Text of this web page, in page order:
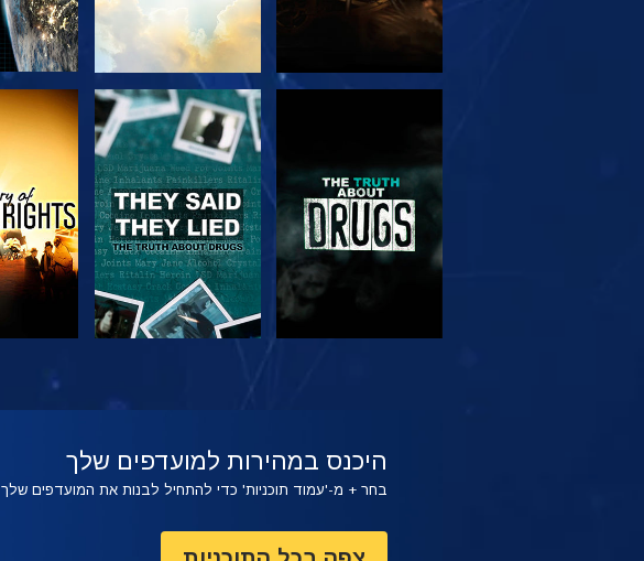
צפה
היכנס במהירות למועדפים שלך
בחר + מ-'עמוד תוכניות' כדי להתחיל לבנות את המועדפים שלך